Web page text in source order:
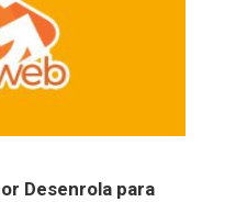
Desenrola para